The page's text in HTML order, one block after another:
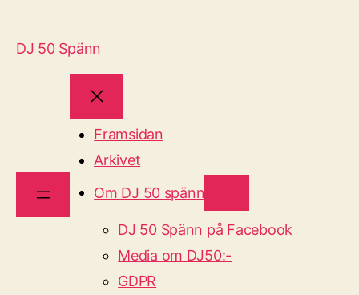
DJ 50 Spänn
Framsidan
Arkivet
Om DJ 50 spänn
DJ 50 Spänn på Facebook
Media om DJ50:-
GDPR